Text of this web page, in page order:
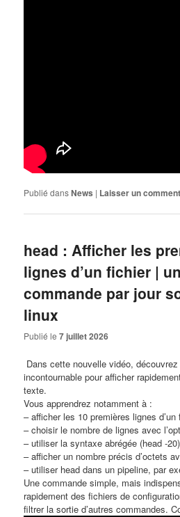
Publié dansNews | Laisser un
head : Afficher les
lignes d’un fichier |
commande par jour
linux
Publié le7 juillet 2026
Dans cette nouvelle vidéo,
incontournable pour afficher
texte.
Vous apprendrez notamment à :
– afficher les 10 premières lignes d’un
– choisir le nombre de lignes avec
– utiliser la syntaxe abrégée (head -
– afficher un nombre précis d’octets
– utiliser head dans un pipeline, par
Une commande simple, mais
rapidement des fichiers de
filtrer la sortie d’autres commandes.